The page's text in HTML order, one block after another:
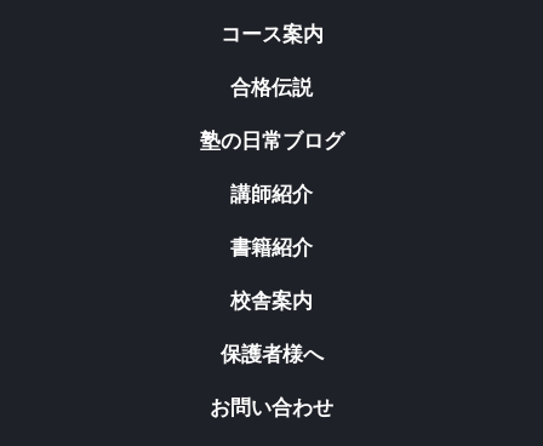
コース案内
合格伝説
塾の日常ブログ
講師紹介
書籍紹介
校舎案内
保護者様へ
お問い合わせ